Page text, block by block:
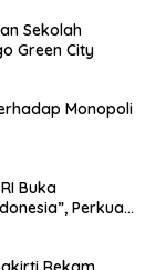
Sekolah
Green City
Monopoli
Buka
Perkuat